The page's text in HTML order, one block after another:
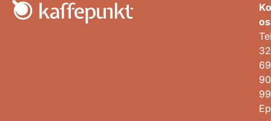
32
69
90
99